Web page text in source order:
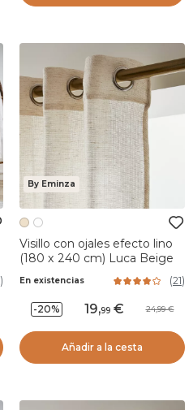
)
By Eminza
Visillo con ojales efecto lino
(180 x 240 cm) Luca Beige
En existencias (21)
-20% 19,99 24,99
Añadir a la cesta